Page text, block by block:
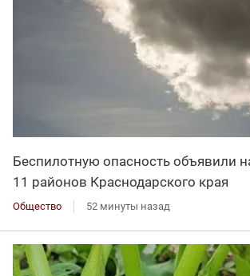
Беспилотную опасность объявили
11 районов Краснодарского края
Общество 52 минуты назад